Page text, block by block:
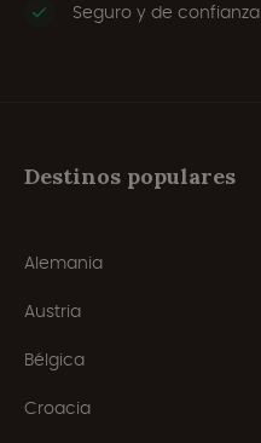
Seguro y de confianza
Destinos populares
Alemania
Austria
Bélgica
Croacia